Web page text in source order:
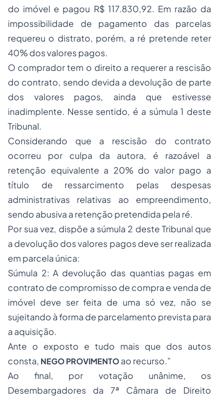
do imóvel e pagou R$ 117.830,92. Em razão da
impossibilidade de pagamento das parcelas
requereu o distrato, porém, a ré pretende reter
40% dos valores pagos.
O comprador tem o direito a requerer a rescisão
do contrato, sendo devida a devolução de parte
dos valores pagos, ainda que estivesse
inadimplente. Nesse sentido, é a súmula 1 deste
Tribunal.
Considerando que a rescisão do contrato
ocorreu por culpa da autora, é razoável a
retenção equivalente a 20% do valor pago a
título de ressarcimento pelas despesas
administrativas relativas ao empreendimento,
sendo abusiva a retenção pretendida pela ré.
Por sua vez, dispõe a súmula 2 deste Tribunal que
a devolução dos valores pagos deve ser realizada
em parcela única:
Súmula 2: A devolução das quantias pagas em
contrato de compromisso de compra e venda de
imóvel deve ser feita de uma só vez, não se
sujeitando à forma de parcelamento prevista para
a aquisição.
Ante o exposto e tudo mais que dos autos
consta, NEGO PROVIMENTOao recurso.”
Ao final, por votação unânime, os
Desembargadores da 7ª Câmara de Direito